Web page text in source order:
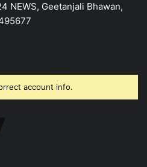
NEWS, Geetanjali Bhawan,
account info.